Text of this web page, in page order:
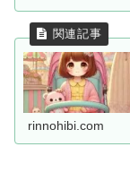
rinnohibi.com